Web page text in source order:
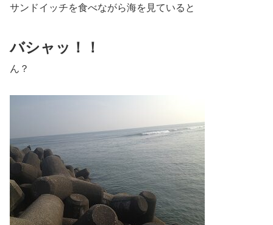
サンドイッチを食べながら海を見ていると
バシャッ！！
ん？